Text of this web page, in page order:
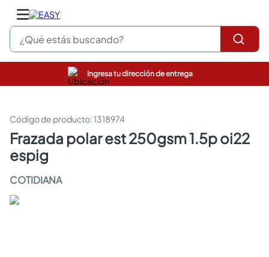
¿Qué estás buscando?
Ingresa tu dirección de entrega
:1318974
frazada polar est 250gsm 1.5p oi22
espig
COTIDIANA
pinturas
sanitarios
comedor
escritorio
comedores
armarios closet